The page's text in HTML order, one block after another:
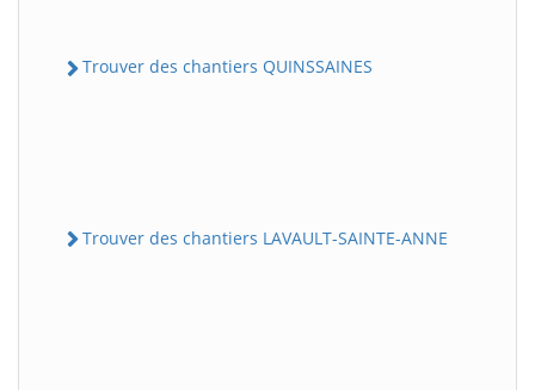
Trouver des chantiers QUINSSAINES
Trouver des chantiers LAVAULT-SAINTE-ANNE